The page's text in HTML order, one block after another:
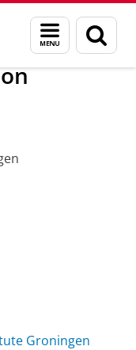
Menu
en
zoeken
u ons
Groningen